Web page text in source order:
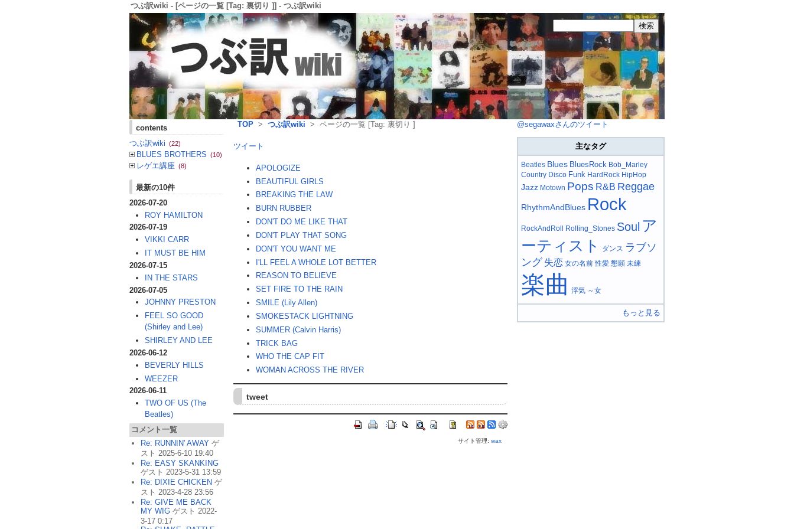
つぶ訳wiki - [ページの一覧 [Tag: 裏切り ]] - つぶ訳wiki
TOP > つぶ訳wiki > ページの一覧 [Tag: 裏切り ]
ツイート
APOLOGIZE
BEAUTIFUL GIRLS
BREAKING THE LAW
BURN RUBBER
DON'T DO ME LIKE THAT
DON'T PLAY THAT SONG
DON'T YOU WANT ME
I'LL FEEL A WHOLE LOT BETTER
REASON TO BELIEVE
SET FIRE TO THE RAIN
SMILE (Lily Allen)
SMOKESTACK LIGHTNING
SUMMER (Calvin Harris)
TRICK BAG
WHO THE CAP FIT
WOMAN ACROSS THE RIVER
tweet
サイト管理: wax
contents
つぶ訳wiki (22)
BLUES BROTHERS (10)
レゲエ講座 (8)
最新の10件
2026-07-20
ROY HAMILTON
2026-07-19
VIKKI CARR
IT MUST BE HIM
2026-07-15
IN THE STARS
2026-07-05
JOHNNY PRESTON
FEEL SO GOOD
(Shirley and Lee)
SHIRLEY AND LEE
2026-06-12
BEVERLY HILLS
WEEZER
2026-06-11
TWO OF US (The
Beatles)
コメント一覧
Re: RUNNIN' AWAY ゲ
スト 2025-6-10 19:40
Re: EASY SKANKING
ゲスト 2023-5-31 13:59
Re: DIXIE CHICKEN ゲ
スト 2023-4-28 23:56
Re: GIVE ME BACK
MY WIG ゲスト 2022-
3-17 0:17
@segawaxさんのツイート
主なタグ
Beatles Blues BluesRock Bob_Marley
Country Disco Funk HardRock HipHop
Jazz Motown Pops R&B Reggae
RhythmAndBlues Rock
RockAndRoll Rolling_Stones Soul ア
ーティスト
ダンス ラブソ
ング 失恋 女の名前 性愛 懇願 未練
楽曲 浮気 ～女
もっと見る